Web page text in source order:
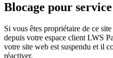
Blocage pour
Si vous êtes propriétaire de ce
depuis votre espace client LWS
votre site web est suspendu et il
réactiver.